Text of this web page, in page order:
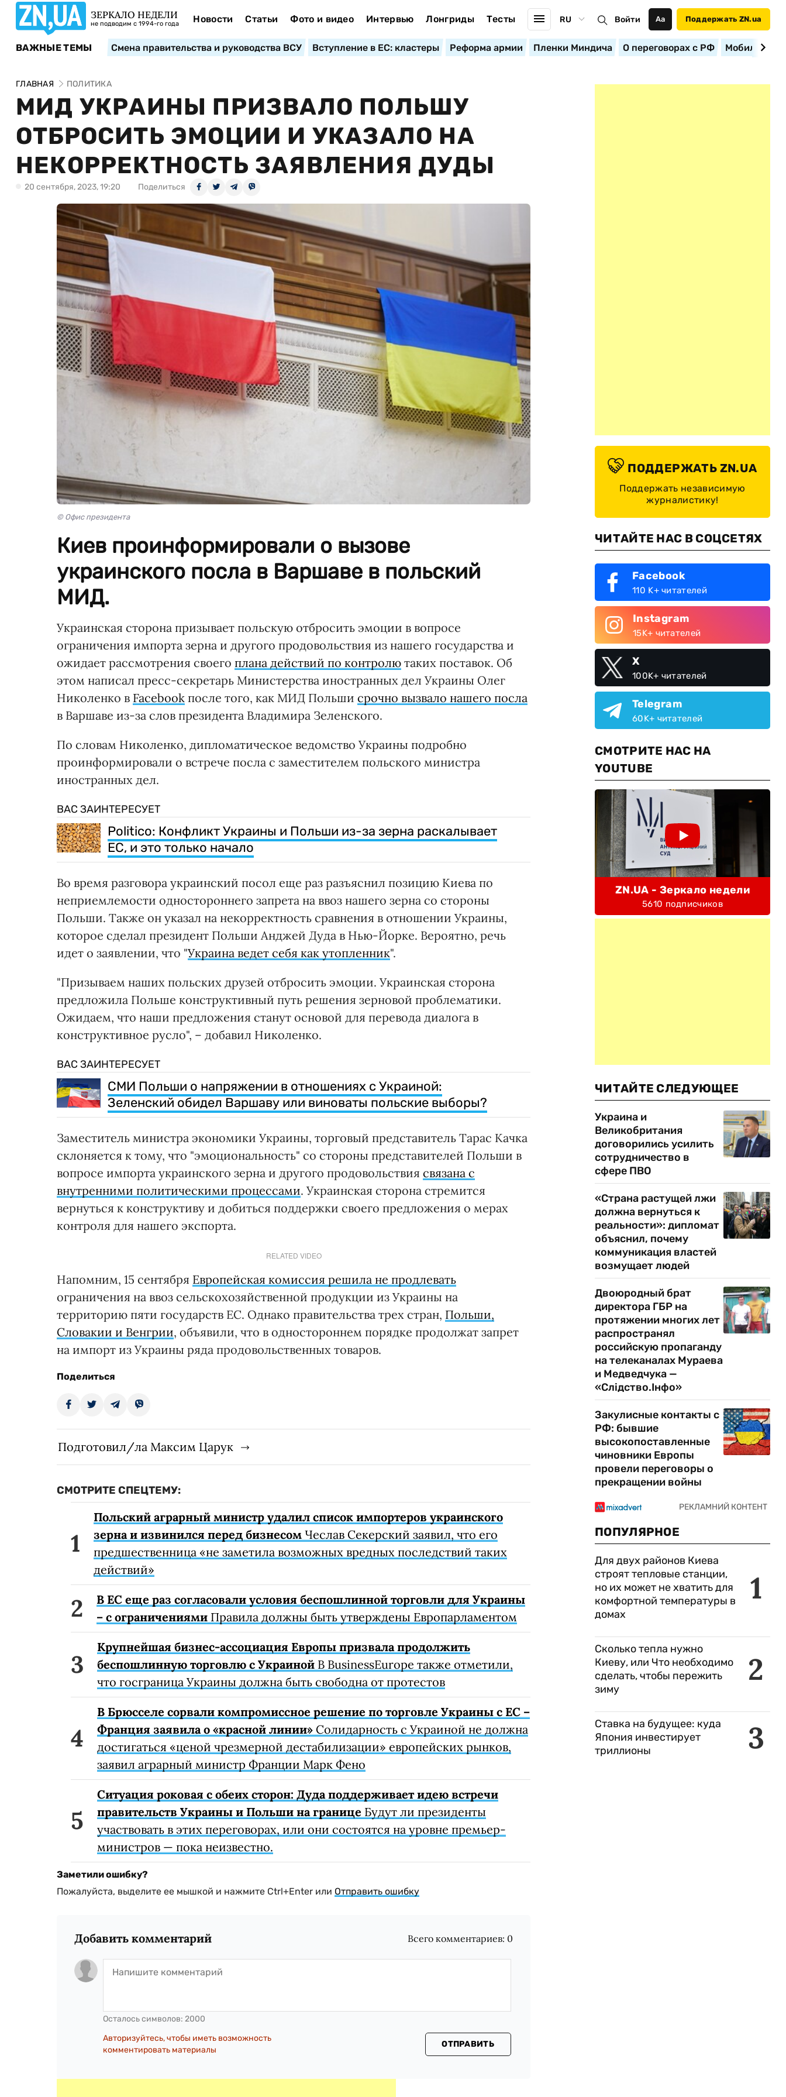
ЗЕРКАЛО НЕДЕЛИ
не подводим с 1994-го года Новости Статьи Фото и видео Интервью Лонгриды Тесты RU Войти Аа Поддержать ZN.ua
ВАЖНЫЕ ТЕМЫ Смена правительства и руководства ВСУ Вступление в ЕС: кластеры Реформа армии Пленки Миндича О переговорах с РФ
ГЛАВНАЯ ПОЛИТИКА
МИД УКРАИНЫ ПРИЗВАЛО ПОЛЬШУ
ОТБРОСИТЬ ЭМОЦИИ И УКАЗАЛО НА
НЕКОРРЕКТНОСТЬ ЗАЯВЛЕНИЯ ДУДЫ
20 сентября, 2023, 19:20 Поделиться
© Офис президента
Киев проинформировали о вызове
украинского посла в Варшаве в польский
МИД.
Украинская сторона призывает польскую отбросить эмоции в вопросе
ограничения импорта зерна и другого продовольствия из нашего государства и
ожидает рассмотрения своего плана действий по контролю таких поставок. Об
этом написал пресс-секретарь Министерства иностранных дел Украины Олег
Николенко в Facebook после того, как МИД Польши срочно вызвало нашего посла
в Варшаве из-за слов президента Владимира Зеленского.
По словам Николенко, дипломатическое ведомство Украины подробно
проинформировали о встрече посла с заместителем польского министра
иностранных дел.
ВАС ЗАИНТЕРЕСУЕТ
Politico: Конфликт Украины и Польши из-за зерна раскалывает
ЕС, и это только начало
Во время разговора украинский посол еще раз разъяснил позицию Киева по
неприемлемости одностороннего запрета на ввоз нашего зерна со стороны
Польши. Также он указал на некорректность сравнения в отношении Украины,
которое сделал президент Польши Анджей Дуда в Нью-Йорке. Вероятно, речь
идет о заявлении, что "Украина ведет себя как утопленник".
"Призываем наших польских друзей отбросить эмоции. Украинская сторона
предложила Польше конструктивный путь решения зерновой проблематики.
Ожидаем, что наши предложения станут основой для перевода диалога в
конструктивное русло", – добавил Николенко.
ВАС ЗАИНТЕРЕСУЕТ
СМИ Польши о напряжении в отношениях с Украиной:
Зеленский обидел Варшаву или виноваты польские выборы?
Заместитель министра экономики Украины, торговый представитель Тарас Качка
склоняется к тому, что "эмоциональность" со стороны представителей Польши в
вопросе импорта украинского зерна и другого продовольствия связана с
внутренними политическими процессами. Украинская сторона стремится
вернуться к конструктиву и добиться поддержки своего предложения о мерах
контроля для нашего экспорта.
RELATED VIDEO
Напомним, 15 сентября Европейская комиссия решила не продлевать
ограничения на ввоз сельскохозяйственной продукции из Украины на
территорию пяти государств ЕС. Однако правительства трех стран, Польши,
Словакии и Венгрии, объявили, что в одностороннем порядке продолжат запрет
на импорт из Украины ряда продовольственных товаров.
Поделиться
Подготовил/ла Максим Царук
СМОТРИТЕ СПЕЦТЕМУ:
Польский аграрный министр удалил список импортеров украинского
зерна и извинился перед бизнесом Чеслав Секерский заявил, что его
предшественница «не заметила возможных вредных последствий таких
действий»
В ЕС еще раз согласовали условия беспошлинной торговли для Украины
– с ограничениями Правила должны быть утверждены Европарламентом
Крупнейшая бизнес-ассоциация Европы призвала продолжить
беспошлинную торговлю с Украиной В BusinessEurope также отметили,
что госграница Украины должна быть свободна от протестов
В Брюсселе сорвали компромиссное решение по торговле Украины с ЕС –
Франция заявила о «красной линии» Солидарность с Украиной не должна
достигаться «ценой чрезмерной дестабилизации» европейских рынков,
заявил аграрный министр Франции Марк Фено
Ситуация роковая с обеих сторон: Дуда поддерживает идею встречи
правительств Украины и Польши на границе Будут ли президенты
участвовать в этих переговорах, или они состоятся на уровне премьер-
министров — пока неизвестно.
Заметили ошибку?
Пожалуйста, выделите ее мышкой и нажмите Ctrl+Enter или Отправить ошибку
Добавить комментарий Всего комментариев: 0
Осталось символов: 2000
Авторизуйтесь, чтобы иметь возможность
комментировать материалы
ОТПРАВИТЬ
ПОДДЕРЖАТЬ ZN.UA
Поддержать независимую
журналистику!
ЧИТАЙТЕ НАС В СОЦСЕТЯХ
Facebook
110 K+ читателей
Instagram
15K+ читателей
X
100K+ читателей
Telegram
60K+ читателей
СМОТРИТЕ НАС НА
YOUTUBE
ZN.UA - Зеркало недели
5610 подписчиков
ЧИТАЙТЕ СЛЕДУЮЩЕЕ
Украина и
Великобритания
договорились усилить
сотрудничество в
сфере ПВО
«Страна растущей лжи
должна вернуться к
реальности»: дипломат
объяснил, почему
коммуникация властей
возмущает людей
Двоюродный брат
директора ГБР на
протяжении многих лет
распространял
российскую пропаганду
на телеканалах Мураева
и Медведчука —
«Слідство.Інфо»
Закулисные контакты с
РФ: бывшие
высокопоставленные
чиновники Европы
провели переговоры о
прекращении войны
ПОПУЛЯРНОЕ
1
Для двух районов Киева
строят тепловые станции,
но их может не хватить для
комфортной температуры в
домах
2
Сколько тепла нужно
Киеву, или Что необходимо
сделать, чтобы пережить
зиму
3
Ставка на будущее: куда
Япония инвестирует
триллионы